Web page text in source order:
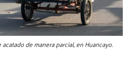
de manera parcial, en Huancayo.